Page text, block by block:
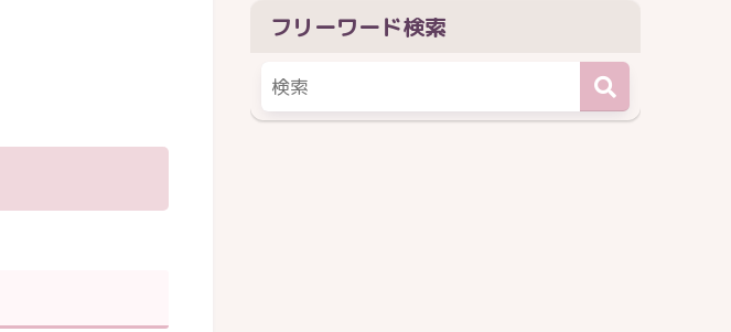
フリーワード検索